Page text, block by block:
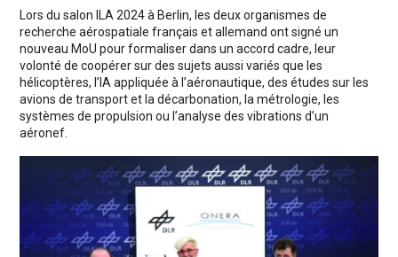
Lors du salon ILA 2024 à Berlin, les deux organismes de
recherche aérospatiale français et allemand ont signé un
nouveau MoU pour formaliser dans un accord cadre, leur
volonté de coopérer sur des sujets aussi variés que les
hélicoptères, l’IA appliquée à l’aéronautique, des études sur les
avions de transport et la décarbonation, la métrologie, les
systèmes de propulsion ou l’analyse des vibrations d’un
aéronef.